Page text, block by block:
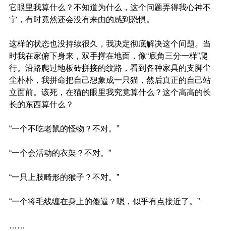
它眼里我算什么？不知道为什么，这个问题弄得我心神不
宁，有时竟然还会没有来由的感到恐惧。
这样的状态也没持续很久，我决定彻底解决这个问题。当
时我在家俯下身来，双手撑在地面，像“底角三分一样”爬
行。沿路爬过地板砖拼接的纹路，看到各种家具的支脚尘
尘朴朴，我拼命把自己想象成一只猫，然后真正的自己站
立面前。该死，在猫的眼里我究竟算什么？这个高高的长
长的东西算什么？
“一个不吃老鼠的怪物？不对。”
“一个会活动的衣架？不对。”
“一只上肢畸形的猴子？不对。”
“一个将毛线缠在身上的傻逼？嗯，似乎有点接近了。”
……